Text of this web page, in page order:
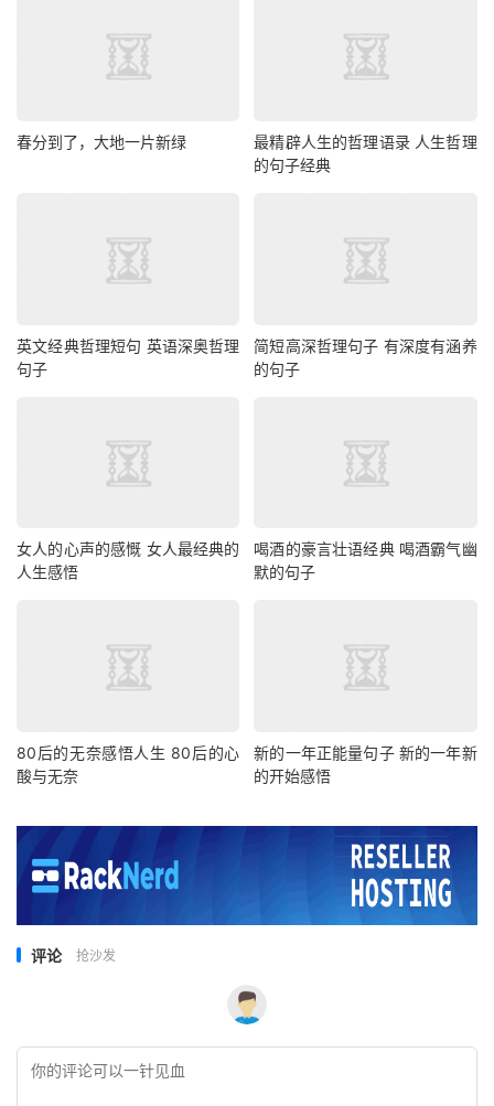
春分到了，大地一片新绿
最精辟人生的哲理语录 人生哲理
的句子经典
英文经典哲理短句 英语深奥哲理
句子
简短高深哲理句子 有深度有涵养
的句子
女人的心声的感慨 女人最经典的
人生感悟
喝酒的豪言壮语经典 喝酒霸气幽
默的句子
80后的无奈感悟人生 80后的心
酸与无奈
新的一年正能量句子 新的一年新
的开始感悟
评论 抢沙发